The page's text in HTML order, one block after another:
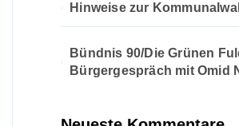
Hinweise zur
Bündnis 90/Die Grünen
Bürgergespräch mit Omid